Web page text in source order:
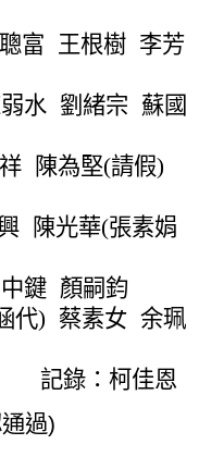
富 王根樹 李芳
水 劉緒宗 蘇國
陳為堅(請假)
陳光華(張素娟
鍵 顏嗣鈞
代) 蔡素女 余珮
記錄：柯佳恩
過)